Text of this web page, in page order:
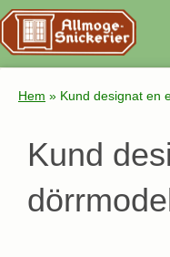
Hem » Kund designat en
Kund